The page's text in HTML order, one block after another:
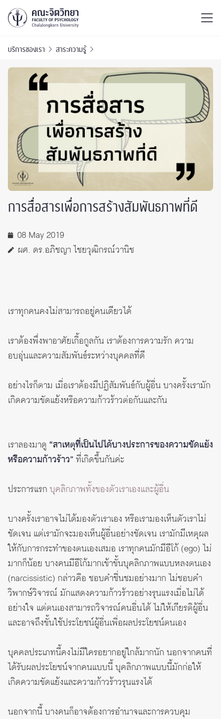
บริการของเรา สาระความรู้
การสื่อสารเพื่อการสร้างสัมพันธภาพที่ดี
08 May 2019
ผศ. ดร.อภิชญา ไชยวุฒิกรณ์วานิช
เราทุกคนคงไม่สามารถอยู่คนเดียวได้
เราต้องพึ่งพาอาศัยเกื้อกูลกัน เราต้องการความรัก ความ
อบอุ่นและความสัมพันธ์ระหว่างบุคคลที่ดี
อย่างไรก็ตาม เมื่อเราต้องมีปฏิสัมพันธ์กับผู้อื่น บางครั้งเรามัก
เกิดความขัดแย้งหรือความก้าวร้าวต่อกันและกัน
เราลองมาดู “สาเหตุที่เป็นไปได้บางประการของความขัดแย้ง
หรือความก้าวร้าว” ที่เกิดขึ้นกันค่ะ
ประการแรก บุคลิกภาพทั้งของตัวเราเองและผู้อื่น
บางครั้งเราอาจไม่ได้มองตัวเราเอง หรือเรามองเห็นตัวเราไม่
ชัดเจน แต่เรามักจะมองเห็นผู้อื่นอย่างชัดเจน เรามักมีเหตุผล
ให้กับการกระทำของตนเองเสมอ เราทุกคนมักมีอีโก้ (ego) ไม่
มากก็น้อย บางคนมีอีโก้มากเข้าขั้นบุคลิกภาพแบบหลงตนเอง
(narcissistic) กล่าวคือ ชอบคำชื่นชมอย่างมาก ไม่ชอบคำ
วิพากษ์วิจารณ์ มักแสดงความก้าวร้าวอย่างรุนแรงเมื่อไม่ได้
อย่างใจ แต่ตนเองสามารถวิจารณ์คนอื่นได้ ไม่ให้เกียรติผู้อื่น
และอาจถึงขั้นใช้ประโยชน์ผู้อื่นเพื่อผลประโยชน์ตนเอง
บุคคลประเภทนี้คงไม่มีใครอยากอยู่ใกล้มากนัก นอกจากคนที่
ได้รับผลประโยชน์จากคนแบบนี้ บุคลิกภาพแบบนี้มักก่อให้
เกิดความขัดแย้งและความก้าวร้าวรุนแรงได้
นอกจากนี้ บางคนก็อาจต้องการอำนาจและการควบคุม